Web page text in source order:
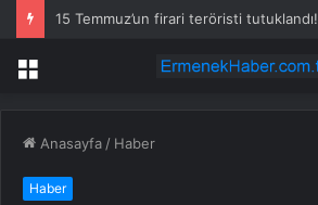
15 Temmuz’un firari teröristi tutuklandı!
Menü
Anasayfa / Haber
Haber